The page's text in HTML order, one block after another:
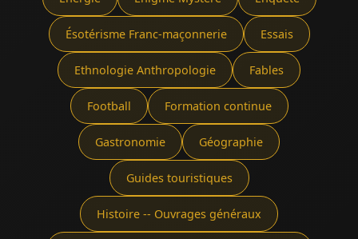
Ésotérisme Franc-maçonnerie Essais
Ethnologie Anthropologie Fables
Football Formation continue
Gastronomie Géographie
Guides touristiques
Histoire -- Ouvrages généraux